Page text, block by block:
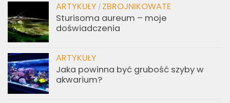
ARTYKUŁY / ZBROJNIKOWATE
Sturisoma aureum – moje
doświadczenia
ARTYKUŁY
Jaka powinna być grubość szyby w
akwarium?